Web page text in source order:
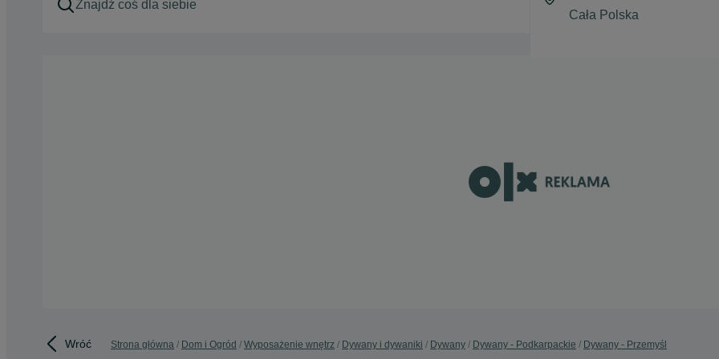
Wróć Strona główna Dom i Ogród Wyposażenie wnętrz Dywany i dywaniki Dywany Dywany - Podkarpackie Dywany - Przemyśl